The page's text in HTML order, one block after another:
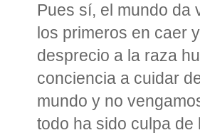
Pues sí, el mundo da
los primeros en caer
desprecio a la raza
conciencia a cuidar
mundo y no
todo ha sido culpa